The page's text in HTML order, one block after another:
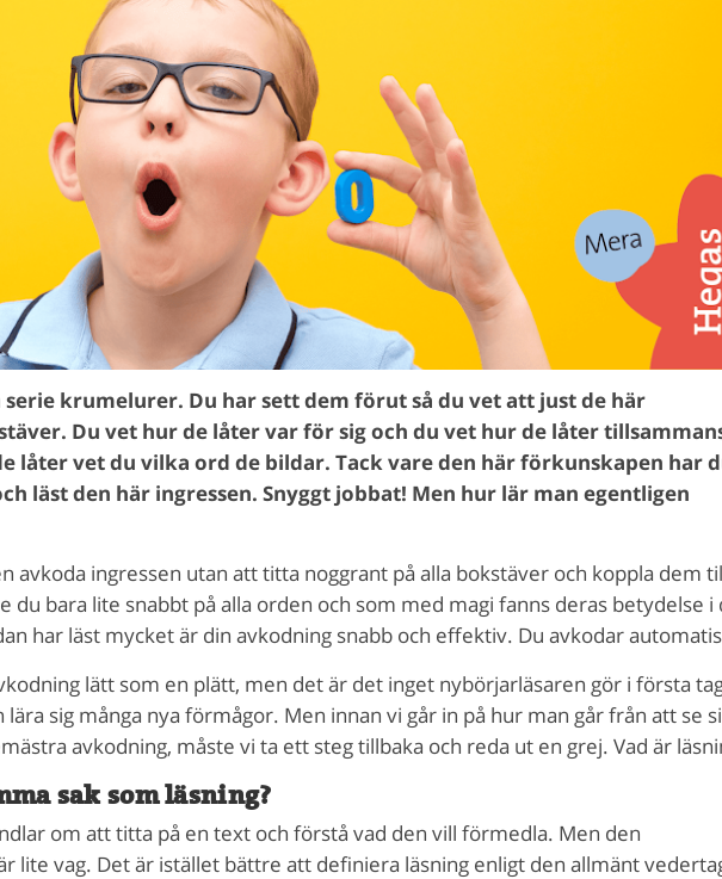
serie krumelurer. Du har sett dem förut så du vet att just de här
Du vet hur de låter var för sig och du vet hur de låter
låter vet du vilka ord de bildar. Tack vare den här förkunskapen har
läst den här ingressen. Snyggt jobbat! Men hur lär man egentligen
avkoda ingressen utan att titta noggrant på alla bokstäver och koppla dem
du bara lite snabbt på alla orden och som med magi fanns deras betydelse i
har läst mycket är din avkodning snabb och effektiv. Du avkodar
lätt som en plätt, men det är det inget nybörjarläsaren gör i första
sig många nya förmågor. Men innan vi går in på hur man går från att se
avkodning, måste vi ta ett steg tillbaka och reda ut en grej. Vad är
sak som läsning?
om att titta på en text och förstå vad den vill förmedla. Men den
lite vag. Det är istället bättre att definiera läsning enligt den allmänt